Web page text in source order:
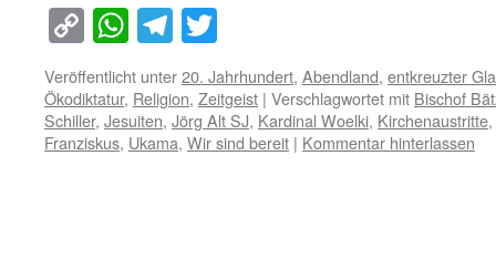
Copy
Link
WhatsApp
Telegram
Veröffentlicht unter20. Jahrhundert, Abendland, entkreuzter
Ökodiktatur, Religion, Zeitgeist | Verschlagwortet mit Bischof
Schiller, Jesuiten, Jörg Alt SJ, Kardinal Woelki, Kirchenaustritte,
Franziskus, Ukama, Wir sind bereit | Kommentar hinterlassen